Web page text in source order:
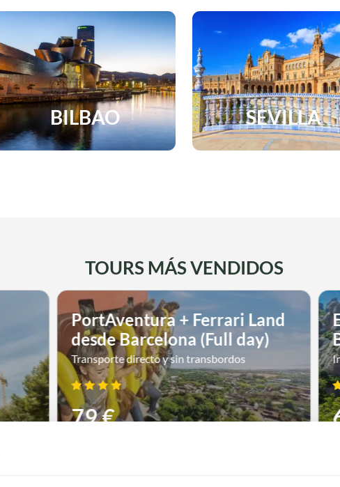
BILBAO SEVILLA
TOURS MÁS VENDIDOS
PortAventura + Ferrari Land
desde Barcelona (Full day)
Transporte directo y sin transbordos
79 €